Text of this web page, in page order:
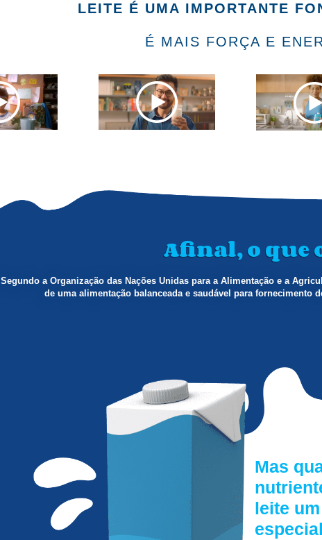
LEITE É UMA IMPORTANTE
É MAIS FORÇA E
Afinal, o que
Segundo a Organização das Nações Unidas para a Alimentação e a
de uma alimentação balanceada e saudável para fornecimento
Mas
leite